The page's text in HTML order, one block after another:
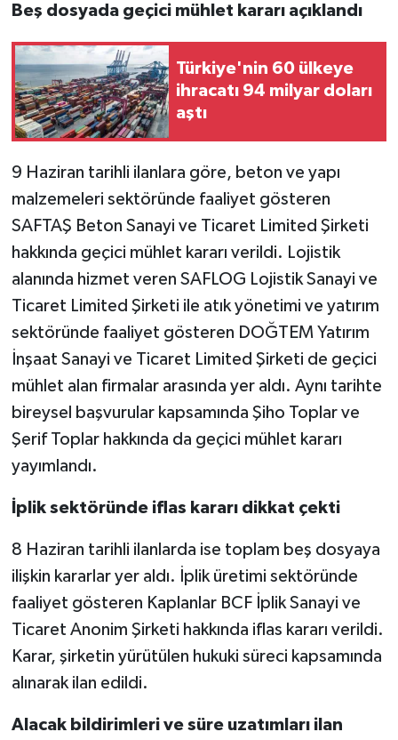
Beş dosyada geçici mühlet kararı açıklandı
Türkiye'nin 60 ülkeye
ihracatı 94 milyar doları
aştı
9 Haziran tarihli ilanlara göre, beton ve yapı
malzemeleri sektöründe faaliyet gösteren
SAFTAŞ Beton Sanayi ve Ticaret Limited Şirketi
hakkında geçici mühlet kararı verildi. Lojistik
alanında hizmet veren SAFLOG Lojistik Sanayi ve
Ticaret Limited Şirketi ile atık yönetimi ve yatırım
sektöründe faaliyet gösteren DOĞTEM Yatırım
İnşaat Sanayi ve Ticaret Limited Şirketi de geçici
mühlet alan firmalar arasında yer aldı. Aynı tarihte
bireysel başvurular kapsamında Şiho Toplar ve
Şerif Toplar hakkında da geçici mühlet kararı
yayımlandı.
İplik sektöründe iflas kararı dikkat çekti
8 Haziran tarihli ilanlarda ise toplam beş dosyaya
ilişkin kararlar yer aldı. İplik üretimi sektöründe
faaliyet gösteren Kaplanlar BCF İplik Sanayi ve
Ticaret Anonim Şirketi hakkında iflas kararı verildi.
Karar, şirketin yürütülen hukuki süreci kapsamında
alınarak ilan edildi.
Alacak bildirimleri ve süre uzatımları ilan
Yemek